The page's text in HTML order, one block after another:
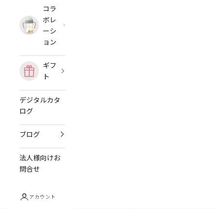
コラ
ボレ
ーシ
ョン
ギフ
ト
デジタルカタ
ログ
ブログ
法人様向けお
問合せ
アカウント